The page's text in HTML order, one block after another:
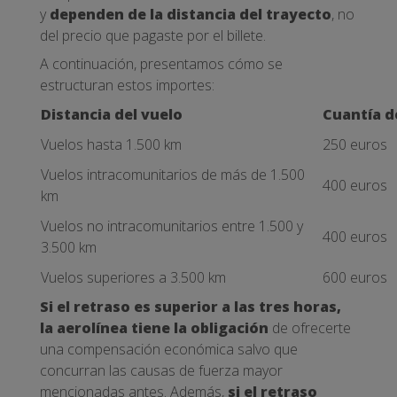
y dependen de la distancia del trayecto, no
del precio que pagaste por el billete.
A continuación, presentamos cómo se
estructuran estos importes:
Distancia del vuelo
Cuantía
Vuelos hasta 1.500 km
250 euros
Vuelos intracomunitarios de más de 1.500
km
400 euros
Vuelos no intracomunitarios entre 1.500 y
3.500 km
400 euros
Vuelos superiores a 3.500 km
600 euros
Si el retraso es superior a las tres horas,
la aerolínea tiene la obligación de ofrecerte
una compensación económica salvo que
concurran las causas de fuerza mayor
mencionadas antes. Además, si el retraso